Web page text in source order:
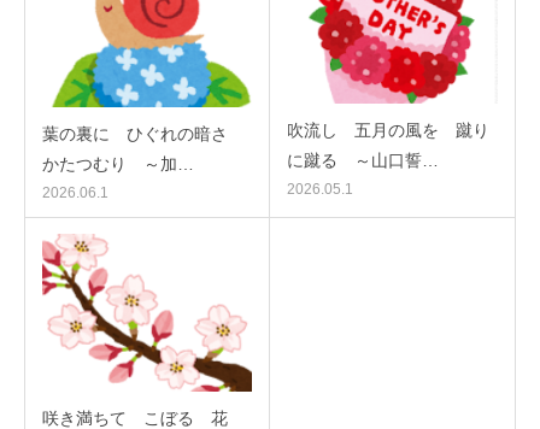
葉の裏に ひぐれの暗さ
かたつむり ～加…
2026.06.1
吹流し 五月の風を 蹴り
に蹴る ～山口誓…
2026.05.1
咲き満ちて こぼるゝ花